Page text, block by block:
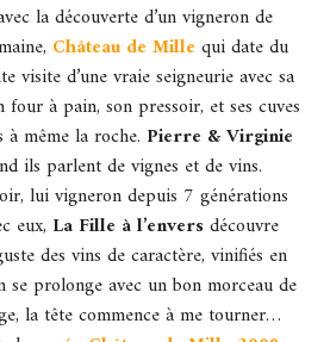
la découverte d’un vigneron de
Château de Mille qui date du
visite d’une vraie seigneurie avec sa
four à pain, son pressoir, et ses cuves
même la roche. Pierre & Virginie
ils parlent de vignes et de vins.
lui vigneron depuis 7 générations
eux, La Fille à l’enversdécouvre
des vins de caractère, vinifiés en
se prolonge avec un bon morceau de
la tête commence à me tourner…